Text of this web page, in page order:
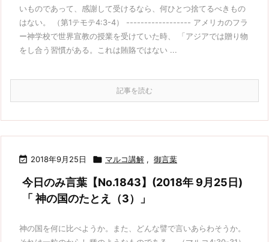
いものであって、感謝して受けるなら、何ひとつ捨てるべきもの
はない。 （第1テモテ4:3-4） ------------------ アメリカのフラ
ー神学校で世界宣教の授業を受けていた時、 「アジアでは贈り物
をし合う習慣がある。これは賄賂ではない ...
記事を読む
 2018年9月25日  マルコ講解 , 御言葉
今日のみ言葉【No.1843】(2018年 9月25日)
「 神の国のたとえ（3）」
神の国を何に比べようか。また、どんな譬で言いあらわそうか。